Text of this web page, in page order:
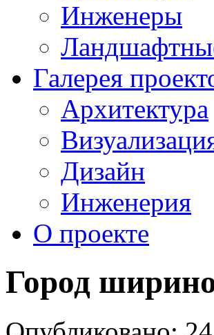
Инженеры
Галерея
Архитектура
Дизайн
Инженерия
О проекте
Город